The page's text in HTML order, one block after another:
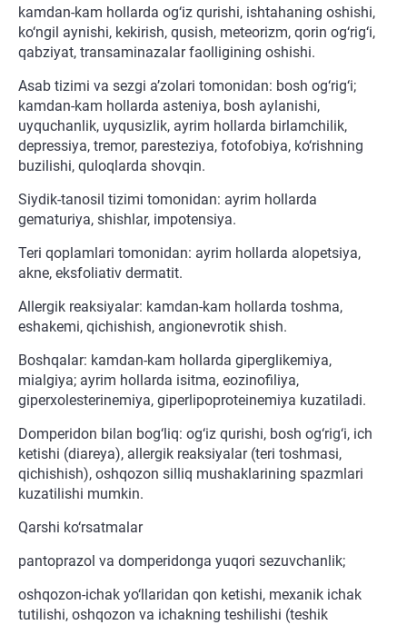
kamdan-kam hollarda og‘iz qurishi, ishtahaning oshishi,
ko‘ngil aynishi, kekirish, qusish, meteorizm, qorin og‘rig‘i,
qabziyat, transaminazalar faolligining oshishi.
Asab tizimi va sezgi a’zolari tomonidan: bosh og‘rig‘i;
kamdan-kam hollarda asteniya, bosh aylanishi,
uyquchanlik, uyqusizlik, ayrim hollarda birlamchilik,
depressiya, tremor, paresteziya, fotofobiya, ko‘rishning
buzilishi, quloqlarda shovqin.
Siydik-tanosil tizimi tomonidan: ayrim hollarda
gematuriya, shishlar, impotensiya.
Teri qoplamlari tomonidan: ayrim hollarda alopetsiya,
akne, eksfoliativ dermatit.
Allergik reaksiyalar: kamdan-kam hollarda toshma,
eshakemi, qichishish, angionevrotik shish.
Boshqalar: kamdan-kam hollarda giperglikemiya,
mialgiya; ayrim hollarda isitma, eozinofiliya,
giperxolesterinemiya, giperlipoproteinemiya kuzatiladi.
Domperidon bilan bog‘liq: og‘iz qurishi, bosh og‘rig‘i, ich
ketishi (diareya), allergik reaksiyalar (teri toshmasi,
qichishish), oshqozon silliq mushaklarining spazmlari
kuzatilishi mumkin.
Qarshi ko‘rsatmalar
pantoprazol va domperidonga yuqori sezuvchanlik;
oshqozon-ichak yo‘llaridan qon ketishi, mexanik ichak
tutilishi, oshqozon va ichakning teshilishi (teshik